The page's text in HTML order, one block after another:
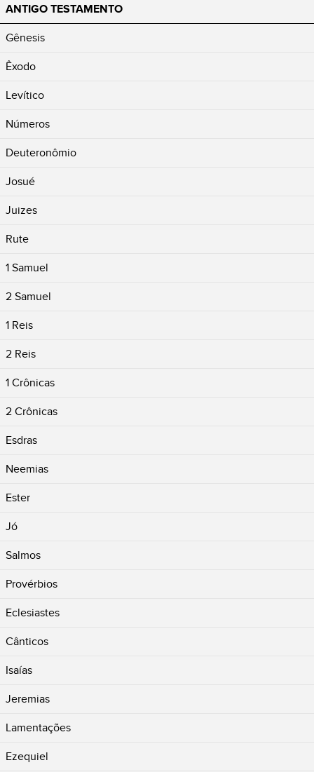
ANTIGO TESTAMENTO
Gênesis
Êxodo
Levítico
Números
Deuteronômio
Josué
Juizes
Rute
1 Samuel
2 Samuel
1 Reis
2 Reis
1 Crônicas
2 Crônicas
Esdras
Neemias
Ester
Jó
Salmos
Provérbios
Eclesiastes
Cânticos
Isaías
Jeremias
Lamentações
Ezequiel